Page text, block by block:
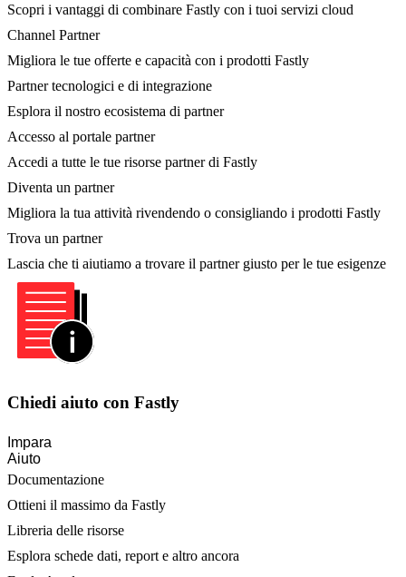
Scopri i vantaggi di combinare Fastly con i tuoi servizi cloud
Channel Partner
Migliora le tue offerte e capacità con i prodotti Fastly
Partner tecnologici e di integrazione
Esplora il nostro ecosistema di partner
Accesso al portale partner
Accedi a tutte le tue risorse partner di Fastly
Diventa un partner
Migliora la tua attività rivendendo o consigliando i prodotti Fastly
Trova un partner
Lascia che ti aiutiamo a trovare il partner giusto per le tue esigenze
Chiedi aiuto con Fastly
Impara
Aiuto
Documentazione
Ottieni il massimo da Fastly
Libreria delle risorse
Esplora schede dati, report e altro ancora